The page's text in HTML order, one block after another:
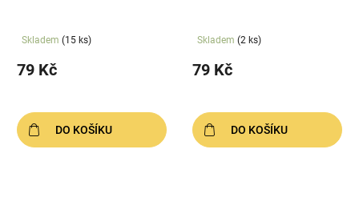
Skladem (15 ks)
79 Kč
DO KOŠÍKU
Skladem (2 ks)
79 Kč
DO KOŠÍKU